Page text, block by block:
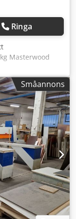
80m/min Sax
Plattform
stapelhöljd
Urtag för
på urtag
inmatning
6500kg
paket
5600x2600mm
2 st, avstånd
av stapel
Rullbord för
rullbordet
2-sidig
tvåsidig
i pusher
Ringa
Masterwood
utrustning -----
har
-
utstick - 3 eller 4
- In- och
kW
och
max 95
95 m/min -
10
grafisk
Småannons